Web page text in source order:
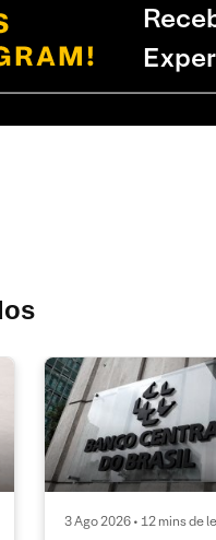
3 Ago 2026 • 12 mins de